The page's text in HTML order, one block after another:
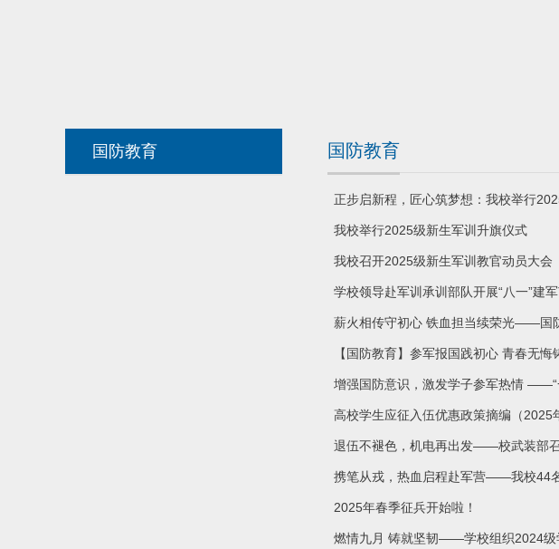
国防教育 国防教育
正步启新程，匠心筑梦想：我校举行
我校举行2025级新生军训升旗仪式
我校召开2025级新生军训教官动员大会
学校领导赴军训承训部队开展“八一”建
薪火相传守初心 铁血担当续荣光——国
【国防教育】参军报国践初心 青春无悔
增强国防意识，激发学子参军热情 ——“
高校学生应征入伍优惠政策摘编（2025
退伍不褪色，机电再出发——校武装部
携笔从戎，热血启程赴军营——我校44
2025年春季征兵开始啦！
燃情九月 铸就坚韧——学校组织2024级